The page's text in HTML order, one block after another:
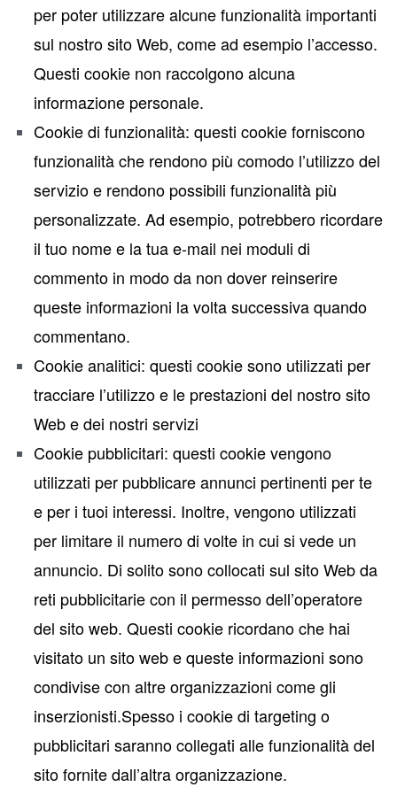
per poter utilizzare alcune funzionalità importanti
sul nostro sito Web, come ad esempio l’accesso.
Questi cookie non raccolgono alcuna
informazione personale.
Cookie di funzionalità: questi cookie forniscono
funzionalità che rendono più comodo l’utilizzo del
servizio e rendono possibili funzionalità più
personalizzate. Ad esempio, potrebbero ricordare
il tuo nome e la tua e-mail nei moduli di
commento in modo da non dover reinserire
queste informazioni la volta successiva quando
commentano.
Cookie analitici: questi cookie sono utilizzati per
tracciare l’utilizzo e le prestazioni del nostro sito
Web e dei nostri servizi
Cookie pubblicitari: questi cookie vengono
utilizzati per pubblicare annunci pertinenti per te
e per i tuoi interessi. Inoltre, vengono utilizzati
per limitare il numero di volte in cui si vede un
annuncio. Di solito sono collocati sul sito Web da
reti pubblicitarie con il permesso dell’operatore
del sito web. Questi cookie ricordano che hai
visitato un sito web e queste informazioni sono
condivise con altre organizzazioni come gli
inserzionisti.Spesso i cookie di targeting o
pubblicitari saranno collegati alle funzionalità del
sito fornite dall’altra organizzazione.